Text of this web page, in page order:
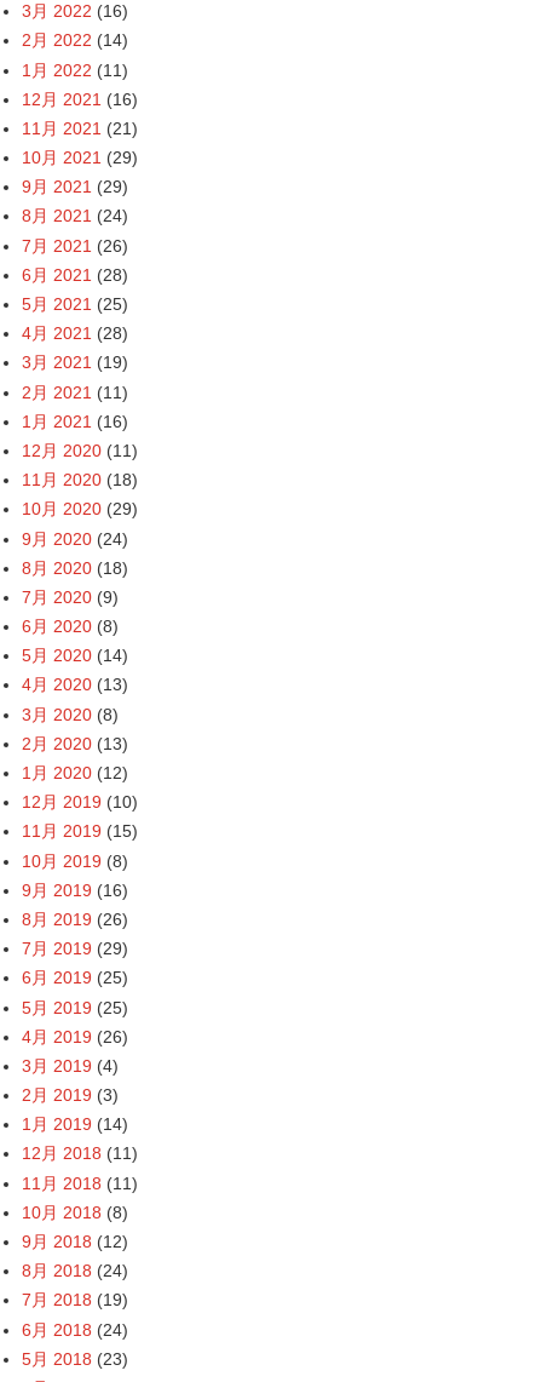
3月 2022 (16)
2月 2022 (14)
1月 2022 (11)
12月 2021 (16)
11月 2021 (21)
10月 2021 (29)
9月 2021 (29)
8月 2021 (24)
7月 2021 (26)
6月 2021 (28)
5月 2021 (25)
4月 2021 (28)
3月 2021 (19)
2月 2021 (11)
1月 2021 (16)
12月 2020 (11)
11月 2020 (18)
10月 2020 (29)
9月 2020 (24)
8月 2020 (18)
7月 2020 (9)
6月 2020 (8)
5月 2020 (14)
4月 2020 (13)
3月 2020 (8)
2月 2020 (13)
1月 2020 (12)
12月 2019 (10)
11月 2019 (15)
10月 2019 (8)
9月 2019 (16)
8月 2019 (26)
7月 2019 (29)
6月 2019 (25)
5月 2019 (25)
4月 2019 (26)
3月 2019 (4)
2月 2019 (3)
1月 2019 (14)
12月 2018 (11)
11月 2018 (11)
10月 2018 (8)
9月 2018 (12)
8月 2018 (24)
7月 2018 (19)
6月 2018 (24)
5月 2018 (23)